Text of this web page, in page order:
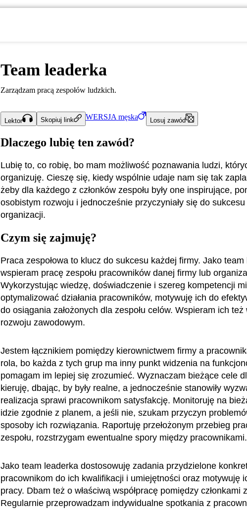
Team leaderka
Zarządzam pracą zespołów ludzkich.
Lektor Skopiuj link WERSJA męska Losuj zawód
Dlaczego lubię ten zawód?
Lubię to, co robię, bo mam możliwość poznawania ludzi,
organizuję. Cieszę się, kiedy wspólnie udaje nam się tak
żeby dla każdego z członków zespołu były one inspirujące,
osobistym rozwoju i jednocześnie przyczyniały się do
organizacji.
Czym się zajmuję?
Praca zespołowa to klucz do sukcesu każdej firmy. Jako team
wspieram pracę zespołu pracowników danej firmy lub
Wykorzystując wiedzę, doświadczenie i szereg kompetencji
optymalizować działania pracowników, motywuję ich do
do osiągania założonych dla zespołu celów. Wspieram ich
rozwoju zawodowym.
Jestem łącznikiem pomiędzy kierownictwem firmy a
rola, bo każda z tych grup ma inny punkt widzenia na
pomagam im lepiej się zrozumieć. Wyznaczam bieżące cele
kieruję, dbając, by były realne, a jednocześnie stanowiły
realizacja sprawi pracownikom satysfakcję. Monitoruję na
idzie zgodnie z planem, a jeśli nie, szukam przyczyn
sposoby ich rozwiązania. Raportuję przełożonym przebieg
zespołu, rozstrzygam ewentualne spory między pracownikami.
Jako team leaderka dostosowuję zadania przydzielone
pracownikom do ich kwalifikacji i umiejętności oraz motywuję
pracy. Dbam też o właściwą współpracę pomiędzy członkami
Regularnie przeprowadzam indywidualne spotkania z